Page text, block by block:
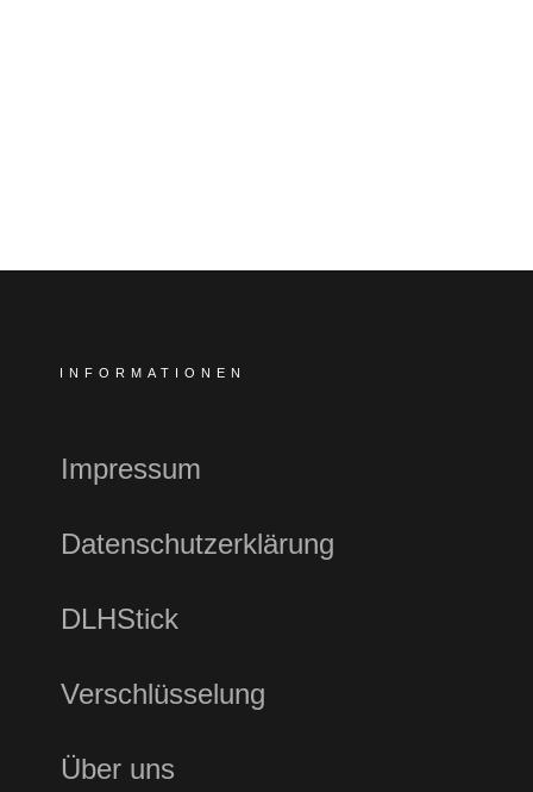
INFORMATIONEN
Impressum
Datenschutzerklärung
DLHStick
Verschlüsselung
Über uns